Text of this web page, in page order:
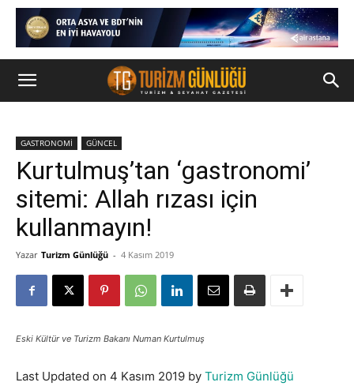
GASTRONOMİ GÜNCEL
Kurtulmuş’tan ‘gastronomi’
sitemi: Allah rızası için
kullanmayın!
Yazar Turizm Günlüğü - 4 Kasım 2019
Eski Kültür ve Turizm Bakanı Numan Kurtulmuş
Last Updated on 4 Kasım 2019 by Turizm Günlüğü